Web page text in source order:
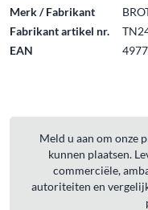
Merk / Fabrikant
Fabrikant artikel nr.
EAN
Meld u aan om onze
kunnen plaatsen.
commerciële,
autoriteiten en